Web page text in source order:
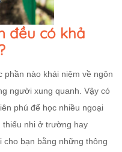
đều có khả
nào khái niệm về ngôn
người xung quanh. Vậy có
phú để học nhiều ngoại
thiếu nhi ở trường hay
cho bạn bằng những thông